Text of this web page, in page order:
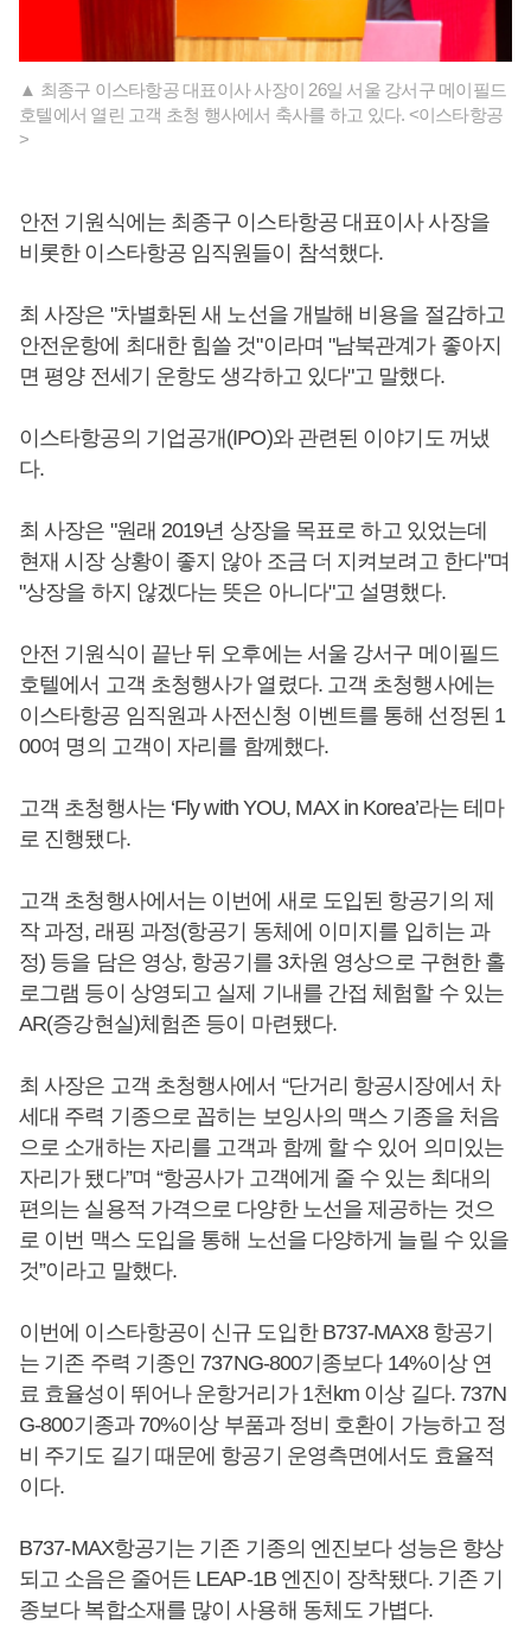
▲ 최종구 이스타항공 대표이사 사장이 26일 서울 강서구 메이필드
호텔에서 열린 고객 초청 행사에서 축사를 하고 있다. <이스타항공
>
안전 기원식에는 최종구 이스타항공 대표이사 사장을
비롯한 이스타항공 임직원들이 참석했다.
최 사장은 "차별화된 새 노선을 개발해 비용을 절감하고
안전운항에 최대한 힘쓸 것"이라며 "남북관계가 좋아지
면 평양 전세기 운항도 생각하고 있다"고 말했다.
이스타항공의 기업공개(IPO)와 관련된 이야기도 꺼냈
다.
최 사장은 "원래 2019년 상장을 목표로 하고 있었는데
현재 시장 상황이 좋지 않아 조금 더 지켜보려고 한다"며
"상장을 하지 않겠다는 뜻은 아니다"고 설명했다.
안전 기원식이 끝난 뒤 오후에는 서울 강서구 메이필드
호텔에서 고객 초청행사가 열렸다. 고객 초청행사에는
이스타항공 임직원과 사전신청 이벤트를 통해 선정된 1
00여 명의 고객이 자리를 함께했다.
고객 초청행사는 ‘Fly with YOU, MAX in Korea’라는 테마
로 진행됐다.
고객 초청행사에서는 이번에 새로 도입된 항공기의 제
작 과정, 래핑 과정(항공기 동체에 이미지를 입히는 과
정) 등을 담은 영상, 항공기를 3차원 영상으로 구현한 홀
로그램 등이 상영되고 실제 기내를 간접 체험할 수 있는
AR(증강현실)체험존 등이 마련됐다.
최 사장은 고객 초청행사에서 “단거리 항공시장에서 차
세대 주력 기종으로 꼽히는 보잉사의 맥스 기종을 처음
으로 소개하는 자리를 고객과 함께 할 수 있어 의미있는
자리가 됐다”며 “항공사가 고객에게 줄 수 있는 최대의
편의는 실용적 가격으로 다양한 노선을 제공하는 것으
로 이번 맥스 도입을 통해 노선을 다양하게 늘릴 수 있을
것”이라고 말했다.
이번에 이스타항공이 신규 도입한 B737-MAX8 항공기
는 기존 주력 기종인 737NG-800기종보다 14%이상 연
료 효율성이 뛰어나 운항거리가 1천km 이상 길다. 737N
G-800기종과 70%이상 부품과 정비 호환이 가능하고 정
비 주기도 길기 때문에 항공기 운영측면에서도 효율적
이다.
B737-MAX항공기는 기존 기종의 엔진보다 성능은 향상
되고 소음은 줄어든 LEAP-1B 엔진이 장착됐다. 기존 기
종보다 복합소재를 많이 사용해 동체도 가볍다.